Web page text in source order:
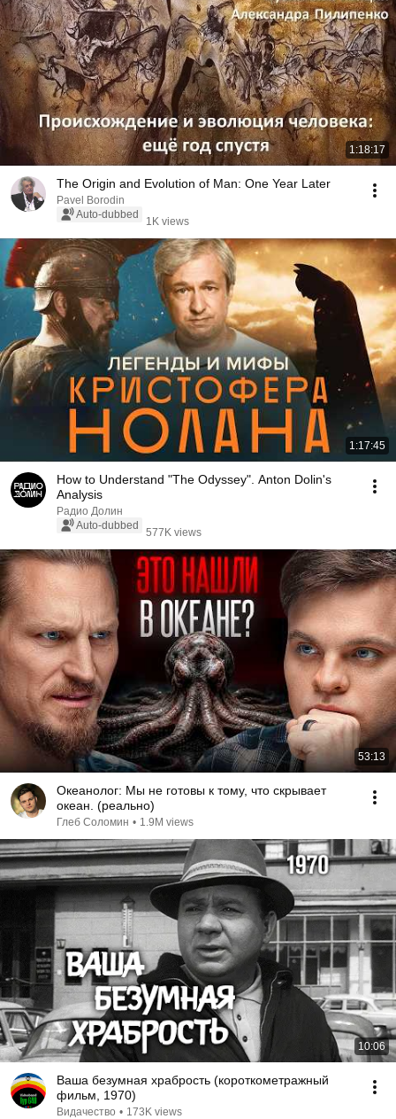
1:18:17
The Origin and Evolution of Man: One Year Later
Pavel Borodin
Auto-dubbed
1K views
1:17:45
How to Understand "The Odyssey". Anton Dolin's
Analysis
Радио Долин
Auto-dubbed
577K views
53:13
Океанолог: Мы не готовы к тому, что скрывает
океан. (реально)
Глеб Соломин • 1.9M views
10:06
Ваша безумная храбрость (короткометражный
фильм, 1970)
Видачество • 173K views